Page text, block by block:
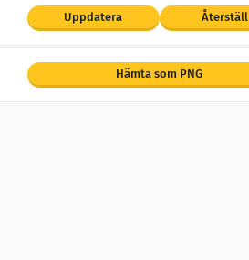
Uppdatera Återställ
Hämta som PNG